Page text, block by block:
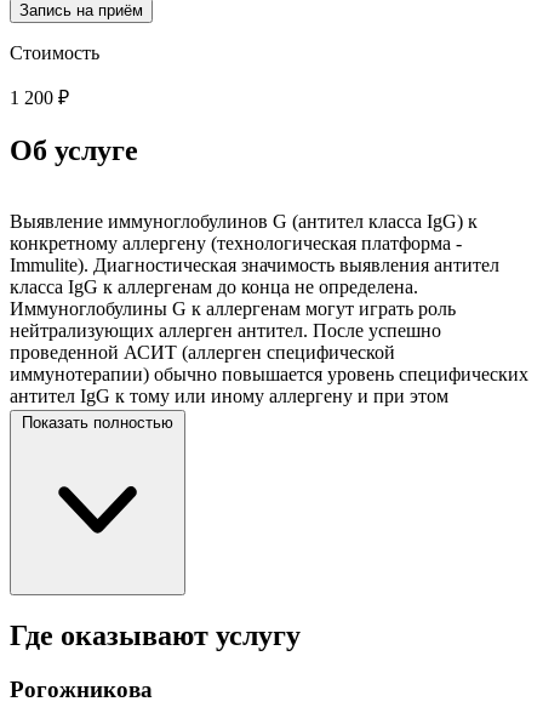
Запись на приём
Стоимость
1 200 ₽
Об услуге
Выявление иммуноглобулинов G (антител класса IgG) к
конкретному аллергену (технологическая платформа -
Immulite). Диагностическая значимость выявления антител
класса IgG к аллергенам до конца не определена.
Иммуноглобулины G к аллергенам могут играть роль
нейтрализующих аллерген антител. После успешно
проведенной АСИТ (аллерген специфической
иммунотерапии) обычно повышается уровень специфических
антител IgG к тому или иному аллергену и при этом
уменьшается выраженность проявления симптомов аллергии.
данным аллергеном и ответной реакции иммунной системы
обследуемого на этот контакт. Повышенный уровень антител
подкласса IgG4 к пищевым продуктам, входящих в числе
ограниченной диагностической значимостью, назначение и
компетенции лечащего врача.
Показать полностью
Где оказывают услугу
Рогожникова